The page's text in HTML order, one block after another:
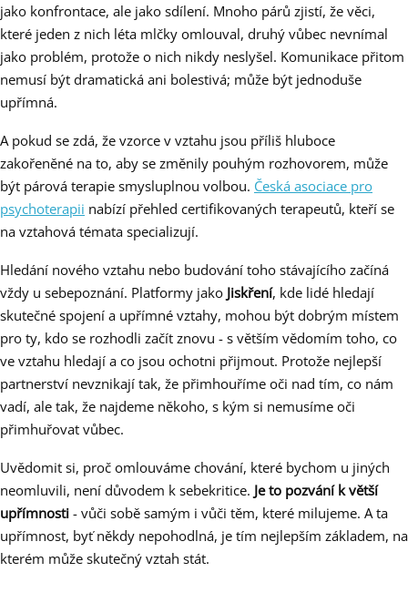
jako konfrontace, ale jako sdílení. Mnoho párů zjistí, že věci,
které jeden z nich léta mlčky omlouval, druhý vůbec nevnímal
jako problém, protože o nich nikdy neslyšel. Komunikace přitom
nemusí být dramatická ani bolestivá; může být jednoduše
upřímná.
A pokud se zdá, že vzorce v vztahu jsou příliš hluboce
zakořeněné na to, aby se změnily pouhým rozhovorem, může
být párová terapie smysluplnou volbou. Česká asociace pro
psychoterapii nabízí přehled certifikovaných terapeutů, kteří se
na vztahová témata specializují.
Hledání nového vztahu nebo budování toho stávajícího začíná
vždy u sebepoznání. Platformy jako Jiskření, kde lidé hledají
skutečné spojení a upřímné vztahy, mohou být dobrým místem
pro ty, kdo se rozhodli začít znovu - s větším vědomím toho, co
ve vztahu hledají a co jsou ochotni přijmout. Protože nejlepší
partnerství nevznikají tak, že přimhouříme oči nad tím, co nám
vadí, ale tak, že najdeme někoho, s kým si nemusíme oči
přimhuřovat vůbec.
Uvědomit si, proč omlouváme chování, které bychom u jiných
neomluvili, není důvodem k sebekritice. Je to pozvání k větší
upřímnosti - vůči sobě samým i vůči těm, které milujeme. A ta
upřímnost, byť někdy nepohodlná, je tím nejlepším základem, na
kterém může skutečný vztah stát.